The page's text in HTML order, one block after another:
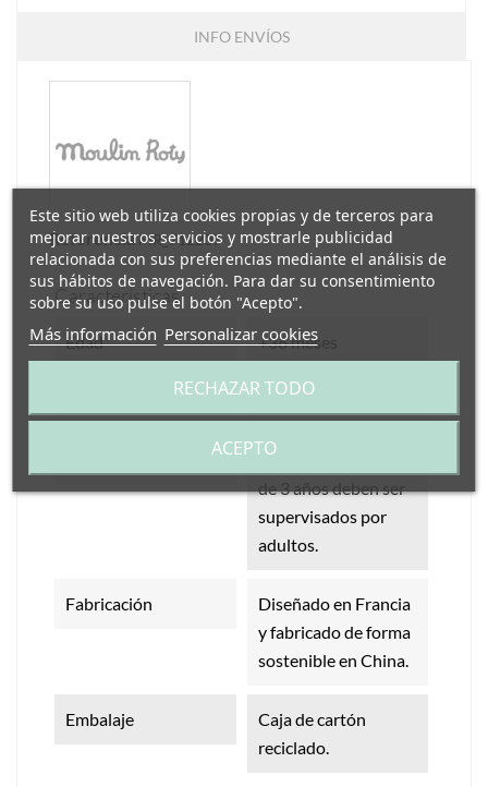
INFO ENVÍOS
ReferenciaMR_712207
Características
Edad +36 meses
22,5 x 11,5 x 2,5 cm
Los niños menores
de 3 años deben ser
supervisados por
adultos.
Fabricación
Diseñado en Francia
y fabricado de forma
sostenible en China.
Embalaje
Caja de cartón
reciclado.
Este sitio web utiliza cookies propias y de terceros para
mejorar nuestros servicios y mostrarle publicidad
relacionada con sus preferencias mediante el análisis de
sus hábitos de navegación. Para dar su consentimiento
sobre su uso pulse el botón "Acepto".
Más información Personalizar cookies
RECHAZAR TODO
ACEPTO